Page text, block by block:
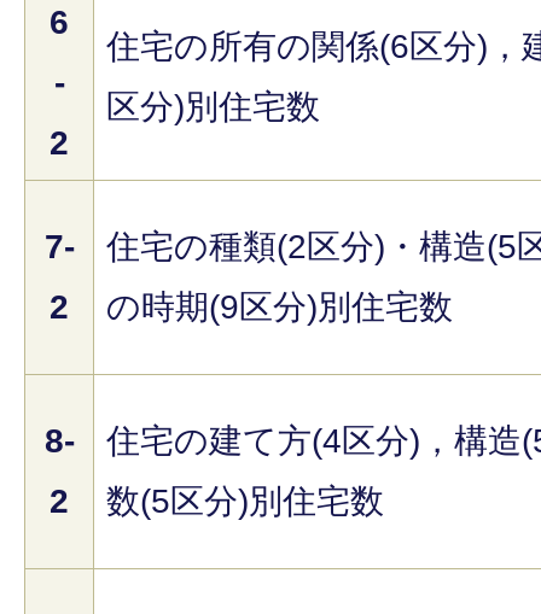
6
-
2
住宅の所有の関係(6区分)，
区分)別住宅数
7-
2
住宅の種類(2区分)・構造(5
の時期(9区分)別住宅数
8-
2
住宅の建て方(4区分)，構造
数(5区分)別住宅数